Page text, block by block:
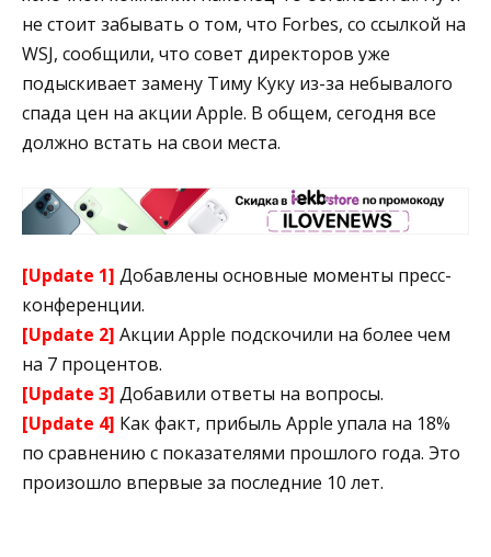
не стоит забывать о том, что Forbes, со ссылкой на
WSJ, сообщили, что совет директоров уже
подыскивает замену Тиму Куку из-за небывалого
спада цен на акции Apple. В общем, сегодня все
должно встать на свои места.
[Update 1] Добавлены основные моменты пресс-
конференции.
[Update 2] Акции Apple подскочили на более чем
на 7 процентов.
[Update 3] Добавили ответы на вопросы.
[Update 4] Как факт, прибыль Apple упала на 18%
по сравнению с показателями прошлого года. Это
произошло впервые за последние 10 лет.